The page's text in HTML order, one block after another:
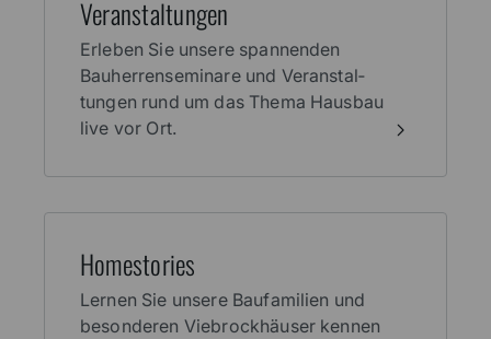
Veran­stal­tungen
Erleben Sie unsere spannenden
Bauherren­seminare und Veranstal­
tungen rund um das Thema Haus­bau
live vor Ort.
Home­stories
Lernen Sie unsere Baufamilien und
besonderen Viebrockhäuser kennen